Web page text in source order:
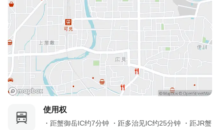
使用权
・距蟹御岳IC约7分钟 ・距多治见IC约25分钟 ・距JR蟹